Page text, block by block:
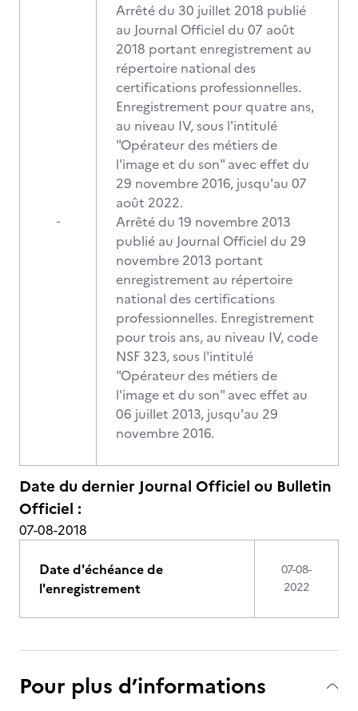
-
Arrêté du 30 juillet 2018 publié
au Journal Officiel du 07 août
2018 portant enregistrement au
répertoire national des
certifications professionnelles.
Enregistrement pour quatre ans,
au niveau IV, sous l'intitulé
"Opérateur des métiers de
l'image et du son" avec effet du
29 novembre 2016, jusqu'au 07
août 2022.
Arrêté du 19 novembre 2013
publié au Journal Officiel du 29
novembre 2013 portant
enregistrement au répertoire
national des certifications
professionnelles. Enregistrement
pour trois ans, au niveau IV, code
NSF 323, sous l'intitulé
"Opérateur des métiers de
l'image et du son" avec effet au
06 juillet 2013, jusqu'au 29
novembre 2016.
Date du dernier Journal Officiel ou Bulletin
Officiel :
07-08-2018
Date d'échéance de
l'enregistrement
07-08-
2022
Pour plus d’informations